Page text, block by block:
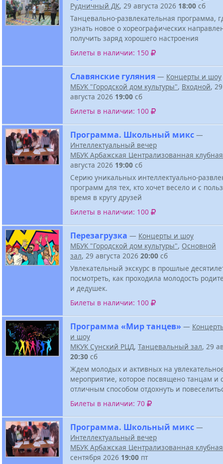
Рудничный ДК, 29 августа 2026 18:00 сб
Танцевально-развлекательная программа,
узнать новое о хореографических
получить заряд хорошего настроения
Билеты в наличии: 150
Славянские гуляния — Концерты и шоу
МБУК "Городской дом культуры", Входной, 29
августа 2026 19:00 сб
Билеты в наличии: 100
Программа. Школьный микс —
Интеллектуальный вечер
МБУК Арбажская Централизованная
августа 2026 19:00 сб
Серию уникальных интеллектуально-
программ для тех, кто хочет весело и с
время в кругу друзей
Билеты в наличии: 100
Перезагрузка — Концерты и шоу
МБУК "Городской дом культуры", Основной
зал, 29 августа 2026 20:00 сб
Увлекательный экскурс в прошлые
посмотреть, как проходила молодость
и дедушек.
Билеты в наличии: 100
Программа «Мир танцев» —
и шоу
МКУК Сунский РЦД, Танцевальный зал, 29
20:30 сб
Ждем молодых и активных на
мероприятие, которое посвящено танцам и
отличным способом отдохнуть и
Билеты в наличии: 70
Программа. Школьный микс —
Интеллектуальный вечер
МБУК Арбажская Централизованная
сентября 2026 19:00 пт